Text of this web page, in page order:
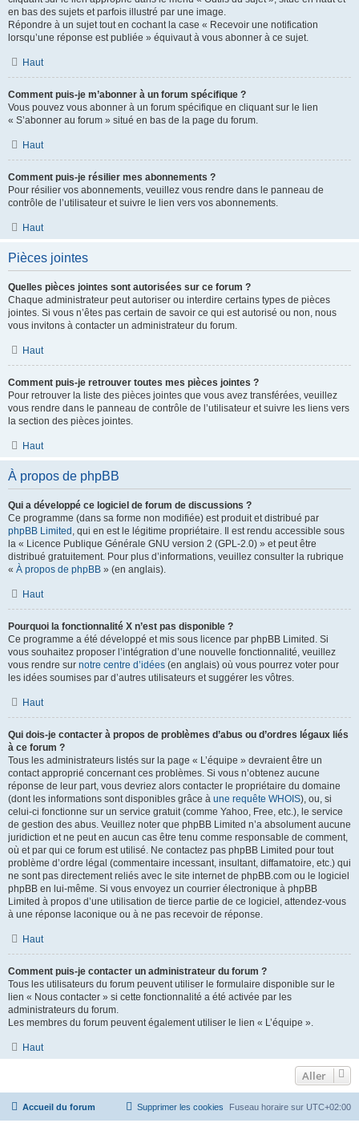
en bas des sujets et parfois illustré par une image.
Répondre à un sujet tout en cochant la case « Recevoir une notification
lorsqu’une réponse est publiée » équivaut à vous abonner à ce sujet.
Haut
Comment puis-je m’abonner à un forum spécifique ?
Vous pouvez vous abonner à un forum spécifique en cliquant sur le lien
« S’abonner au forum » situé en bas de la page du forum.
Haut
Comment puis-je résilier mes abonnements ?
Pour résilier vos abonnements, veuillez vous rendre dans le panneau de
contrôle de l’utilisateur et suivre le lien vers vos abonnements.
Haut
Pièces jointes
Quelles pièces jointes sont autorisées sur ce forum ?
Chaque administrateur peut autoriser ou interdire certains types de pièces
jointes. Si vous n’êtes pas certain de savoir ce qui est autorisé ou non, nous
vous invitons à contacter un administrateur du forum.
Haut
Comment puis-je retrouver toutes mes pièces jointes ?
Pour retrouver la liste des pièces jointes que vous avez transférées, veuillez
vous rendre dans le panneau de contrôle de l’utilisateur et suivre les liens vers
la section des pièces jointes.
Haut
À propos de phpBB
Qui a développé ce logiciel de forum de discussions ?
Ce programme (dans sa forme non modifiée) est produit et distribué par
phpBB Limited , qui en est le légitime propriétaire. Il est rendu accessible sous
la « Licence Publique Générale GNU version 2 (GPL-2.0) » et peut être
distribué gratuitement. Pour plus d’informations, veuillez consulter la rubrique
« À propos de phpBB » (en anglais).
Haut
Pourquoi la fonctionnalité X n’est pas disponible ?
Ce programme a été développé et mis sous licence par phpBB Limited. Si
vous souhaitez proposer l’intégration d’une nouvelle fonctionnalité, veuillez
vous rendre sur notre centre d’idées (en anglais) où vous pourrez voter pour
les idées soumises par d’autres utilisateurs et suggérer les vôtres.
Haut
Qui dois-je contacter à propos de problèmes d’abus ou d’ordres légaux liés
à ce forum ?
Tous les administrateurs listés sur la page « L’équipe » devraient être un
contact approprié concernant ces problèmes. Si vous n’obtenez aucune
réponse de leur part, vous devriez alors contacter le propriétaire du domaine
(dont les informations sont disponibles grâce à une requête WHOIS), ou, si
celui-ci fonctionne sur un service gratuit (comme Yahoo, Free, etc.), le service
de gestion des abus. Veuillez noter que phpBB Limited n’a absolument aucune
juridiction et ne peut en aucun cas être tenu comme responsable de comment,
où et par qui ce forum est utilisé. Ne contactez pas phpBB Limited pour tout
problème d’ordre légal (commentaire incessant, insultant, diffamatoire, etc.) qui
ne sont pas directement reliés avec le site internet de phpBB.com ou le logiciel
phpBB en lui-même. Si vous envoyez un courrier électronique à phpBB
Limited à propos d’une utilisation de tierce partie de ce logiciel, attendez-vous
à une réponse laconique ou à ne pas recevoir de réponse.
Haut
Comment puis-je contacter un administrateur du forum ?
Tous les utilisateurs du forum peuvent utiliser le formulaire disponible sur le
lien « Nous contacter » si cette fonctionnalité a été activée par les
administrateurs du forum.
Les membres du forum peuvent également utiliser le lien « L’équipe ».
Haut
Aller
Accueil du forum Fuseau horaire sur UTC+02:00
Supprimer les cookies